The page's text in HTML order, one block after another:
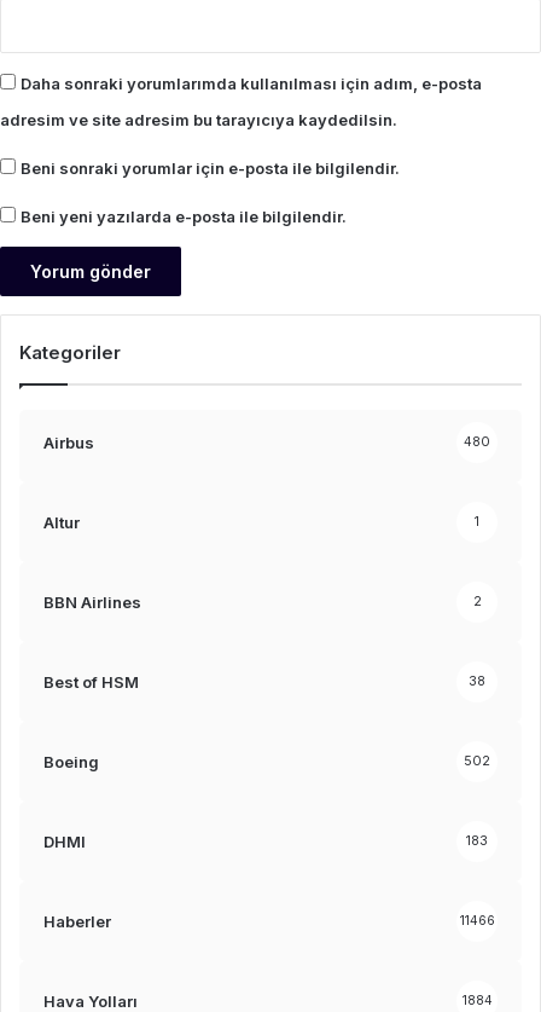
Daha sonraki yorumlarımda kullanılması için adım, e-posta
adresim ve site adresim bu tarayıcıya kaydedilsin.
Beni sonraki yorumlar için e-posta ile bilgilendir.
Beni yeni yazılarda e-posta ile bilgilendir.
Kategoriler
Airbus 480
Altur 1
BBN Airlines 2
Best of HSM 38
Boeing 502
DHMI 183
Haberler 11466
Hava Yolları 1884